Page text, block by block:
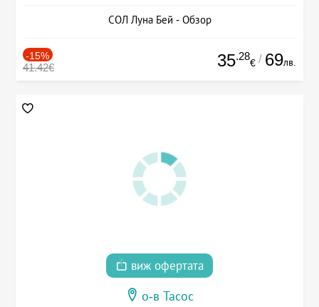
СОЛ Луна Бей - Обзор
-15%
41.42€ 35.28
€ / 69лв.
виж офертата
о-в Тасос